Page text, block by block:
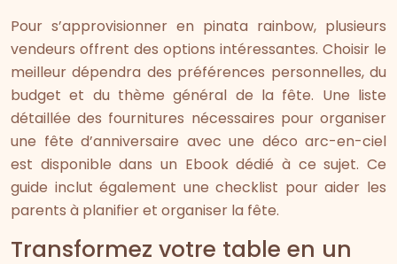
Pour s’approvisionner en pinata rainbow, plusieurs
vendeurs offrent des options intéressantes. Choisir le
meilleur dépendra des préférences personnelles, du
budget et du thème général de la fête. Une liste
détaillée des fournitures nécessaires pour organiser
une fête d’anniversaire avec une déco arc-en-ciel
est disponible dans un Ebook dédié à ce sujet. Ce
guide inclut également une checklist pour aider les
parents à planifier et organiser la fête.
Transformez votre table en un